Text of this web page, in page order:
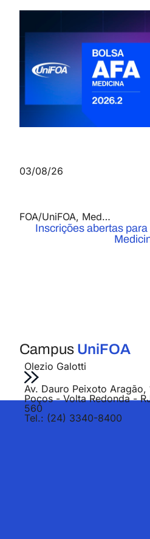
03/08/26
FOA/UniFOA, Medicina
Inscrições abertas
Campus UniFOA
Olezio Galotti
Av. Dauro Peixoto Aragão,
Poços - Volta Redonda -
560
Tel.: (24) 3340-8400